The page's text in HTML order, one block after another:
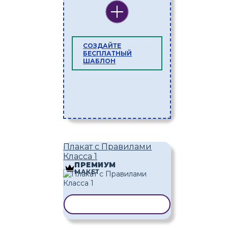
СОЗДАЙТЕ
БЕСПЛАТНЫЙ
ШАБЛОН
Плакат с Правилами
Класса 1
ПРЕМИУМ
МАКЕТ